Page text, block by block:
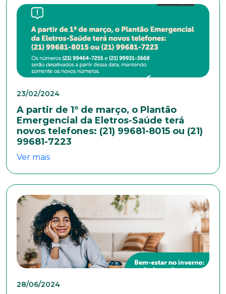
23/02/2024
A partir de 1º de março, o Plantão
Emergencial da Eletros-Saúde terá
novos telefones: (21) 99681-8015 ou (21)
99681-7223
Ver mais
28/06/2024
Escolaridade
Sexo
Masculino
Feminino Outros
Área de interesse
Anexar currículo*